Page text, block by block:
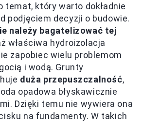
temat, który warto dokładnie
podjęciem decyzji o budowie.
należy bagatelizować tej
właściwa hydroizolacja
zapobiec wielu problemom
i wodą. Grunty
duża przepuszczalność,
opadowa błyskawicznie
Dzięki temu nie wywiera ona
na fundamenty. W takich